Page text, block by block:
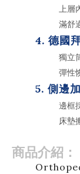
上層
滿舒
4. 德國
獨立
彈性
5. 側邊
邊框
床墊
商品介紹：